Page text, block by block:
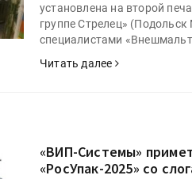
установлена на второй
группе Стрелец»
специалистами
Читать далее
«ВИП-Системы»
«РосУпак-2025» со